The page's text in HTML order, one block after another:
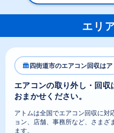
エリ
四街道市のエアコン回収は
エアコンの取り外し・回
おまかせください。
アトムは全国でエアコン回収に対
ョン、店舗、事務所など、さま
ます。